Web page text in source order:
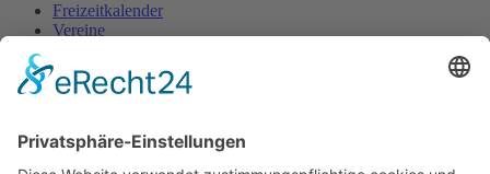
Freizeitkalender
Vereine
Wintersport
Sportstätten
Sehenswertes
Touristikinformation